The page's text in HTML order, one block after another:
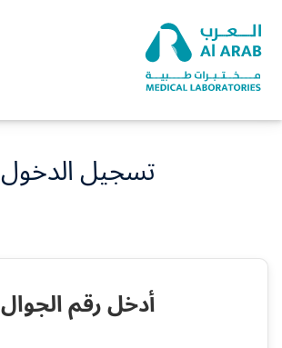
تسجيل الدخول
أدخل رقم الجوال